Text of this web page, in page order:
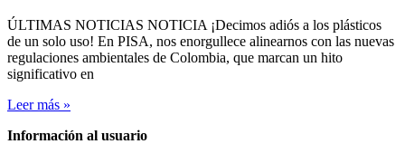
ÚLTIMAS NOTICIAS NOTICIA ¡Decimos adiós a los plásticos
de un solo uso! En PISA, nos enorgullece alinearnos con las nuevas
regulaciones ambientales de Colombia, que marcan un hito
significativo en
Leer más »
Información al usuario